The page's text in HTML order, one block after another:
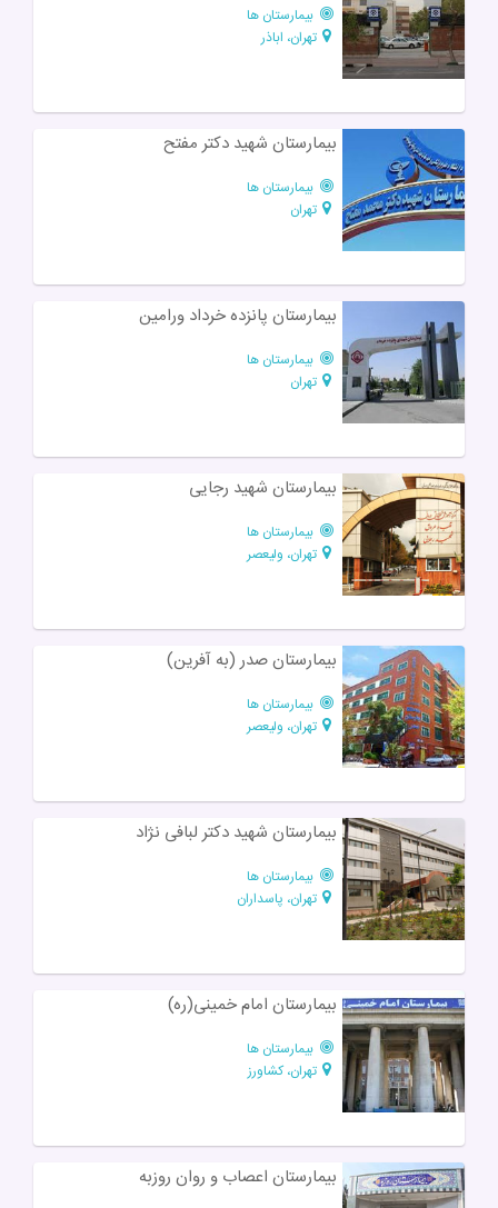
بیمارستان ها
تهران، اباذر
بیمارستان شهید دکتر مفتح
بیمارستان ها
تهران
بیمارستان پانزده خرداد ورامین
بیمارستان ها
تهران
بیمارستان شهید رجایی
بیمارستان ها
تهران، ولیعصر
بیمارستان صدر (به آفرین)
بیمارستان ها
تهران، ولیعصر
بیمارستان شهید دکتر لبافی نژاد
بیمارستان ها
تهران، پاسداران
بیمارستان امام خمینی(ره)
بیمارستان ها
تهران، کشاورز
بیمارستان اعصاب و روان روزبه